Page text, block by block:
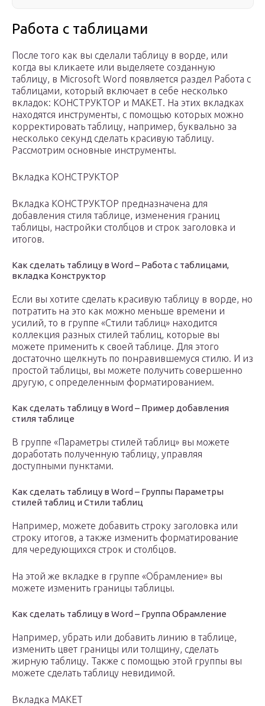
Работа с таблицами
После того как вы сделали таблицу в ворде, или
когда вы кликаете или выделяете созданную
таблицу, в Microsoft Word появляется раздел Работа с
таблицами, который включает в себе несколько
вкладок: КОНСТРУКТОР и МАКЕТ. На этих вкладках
находятся инструменты, с помощью которых можно
корректировать таблицу, например, буквально за
несколько секунд сделать красивую таблицу.
Рассмотрим основные инструменты.
Вкладка КОНСТРУКТОР
Вкладка КОНСТРУКТОР предназначена для
добавления стиля таблице, изменения границ
таблицы, настройки столбцов и строк заголовка и
итогов.
Как сделать таблицу в Word – Работа с таблицами,
вкладка Конструктор
Если вы хотите сделать красивую таблицу в ворде, но
потратить на это как можно меньше времени и
усилий, то в группе «Стили таблиц» находится
коллекция разных стилей таблиц, которые вы
можете применить к своей таблице. Для этого
достаточно щелкнуть по понравившемуся стилю. И из
простой таблицы, вы можете получить совершенно
другую, с определенным форматированием.
Как сделать таблицу в Word – Пример добавления
стиля таблице
В группе «Параметры стилей таблиц» вы можете
доработать полученную таблицу, управляя
доступными пунктами.
Как сделать таблицу в Word – Группы Параметры
стилей таблиц и Стили таблиц
Например, можете добавить строку заголовка или
строку итогов, а также изменить форматирование
для чередующихся строк и столбцов.
На этой же вкладке в группе «Обрамление» вы
можете изменить границы таблицы.
Как сделать таблицу в Word – Группа Обрамление
Например, убрать или добавить линию в таблице,
изменить цвет границы или толщину, сделать
жирную таблицу. Также с помощью этой группы вы
можете сделать таблицу невидимой.
Вкладка МАКЕТ